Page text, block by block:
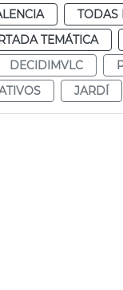
TODAS
TEMÁTICA
DECIDIMVLC
JARDÍ